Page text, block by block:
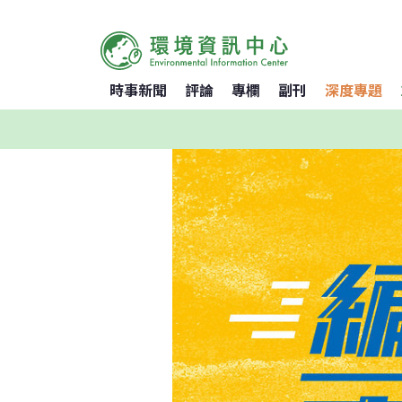
時事新聞 評論 專欄 副刊 深度專題